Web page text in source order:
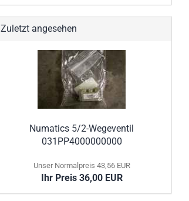
Zuletzt angesehen
Numatics 5/2-Wegeventil
031PP4000000000
Unser Normalpreis 43,56 EUR
Ihr Preis 36,00 EUR